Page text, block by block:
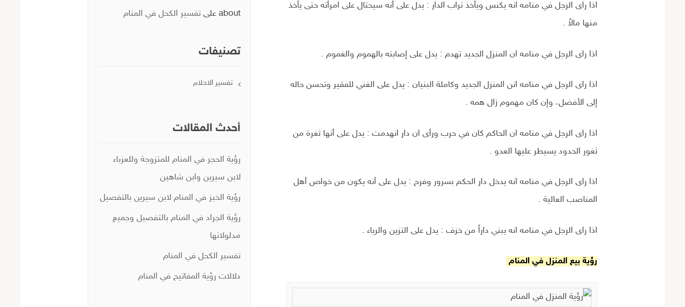
اذا راى الرجل في منامه انه یکنس ويأخذ تراب الدار : يدل على أنه سيحتال على امرأته حتى يأخذ
منها مالاً .
اذا راى الرجل في منامه ان المنزل الجديد تهدم : يدل على إصابته بالهموم والغموم .
اذا راى الرجل في منامه انن المنزل الجديد وكاملة البنيان : يدل على الغني للفقير وتحسن حاله
إلى الأفضل، وإن كان مهموم زال همه .
اذا راى الرجل في منامه ان الحاكم كان في حرب ورأى ان دار انهدمت : يدل على أنها ثغرة من
ثغور الحدود يسيطر عليها العدو .
اذا راى الرجل في منامه انه يدخل دار الحكم بسرور وفرح : يدل على أنه يكون من خواص أهل
المناصب العالية .
اذا راى الرجل في منامه انه يبني داراً من خزف : يدل على التزين والرياء .
رؤية بيع المنزل في المنام
aboutعلى تفسير الكحل في المنام
تصنيفات
تفسير الاحلام
أحدث المقالات
رؤية الحجر في المنام للمتزوجة وللعزباء
لابن سيرين وابن شاهين
رؤية الخبز في المنام لابن سيرين بالتفصيل
رؤية الجراد في المنام بالتفصيل وجميع
مدلولاتها
تفسير الكحل في المنام
دلالات رؤية المفاتيح في المنام